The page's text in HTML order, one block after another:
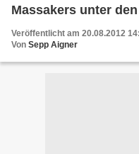
Massakers unter
Veröffentlicht am 20.08.2012
Von Sepp Aigner